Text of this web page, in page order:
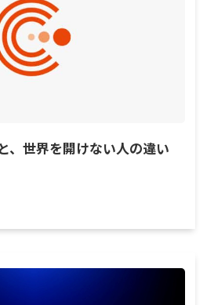
、世界を開けない人の違い